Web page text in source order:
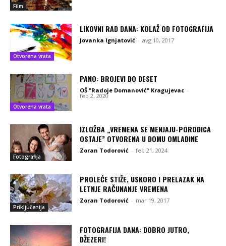
Film
Otvorena vrata
LIKOVNI RAD DANA: KOLAŽ OD FOTOGRAFIJA
Jovanka Ignjatović - avg 10, 2017
Otvorena vrata
PANO: BROJEVI DO DESET
OŠ "Radoje Domanović" Kragujevac -
feb 2, 2020
Fotografija
IZLOŽBA „VREMENA SE MENJAJU-PORODICA
OSTAJE” OTVORENA U DOMU OMLADINE
Zoran Todorović - feb 21, 2024
Priključenija
PROLEĆE STIŽE, USKORO I PRELAZAK NA
LETNJE RAČUNANJE VREMENA
Zoran Todorović - mar 19, 2017
FOTOGRAFIJA DANA: DOBRO JUTRO,
DŽEZERI!